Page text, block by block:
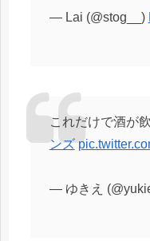
— Lai (@stog__)
これだけで酒が
ンズ
— ゆきえ